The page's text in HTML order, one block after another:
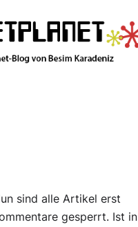
sind alle Artikel erst
gesperrt. Ist in